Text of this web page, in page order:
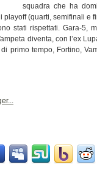
squadra che ha
(quarti, semifinali e
stati rispettati. Gara-5,
diventa, con l’ex
primo tempo, Fortino,